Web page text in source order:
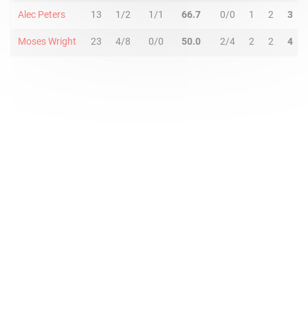
Alec Peters 13 1/2 1/1 66.7 0/0 1 2 3
Moses Wright 23 4/8 0/0 50.0 2/4 2 2 4